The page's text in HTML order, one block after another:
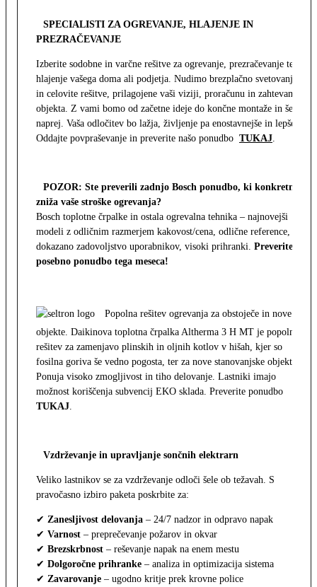
SPECIALISTI ZA OGREVANJE, HLAJENJE IN
PREZRAČEVANJE
Izberite sodobne in varčne rešitve za ogrevanje, prezračevanje ter
hlajenje vašega doma ali podjetja. Nudimo brezplačno svetovanje
in celovite rešitve, prilagojene vaši viziji, proračunu in zahtevam
objekta. Z vami bomo od začetne ideje do končne montaže in še
naprej. Vaša odločitev bo lažja, življenje pa enostavnejše in lepše.
Oddajte povpraševanje in preverite našo ponudbo TUKAJ
POZOR: Ste preverili zadnjo Bosch ponudbo, ki konkretno
zniža vaše stroške ogrevanja?
Bosch toplotne črpalke in ostala ogrevalna tehnika – najnovejši
modeli z odličnim razmerjem kakovost/cena, odlične reference,
dokazano zadovoljstvo uporabnikov, visoki prihranki. Preverite
posebno ponudbo tega meseca!
Popolna rešitev ogrevanja za obstoječe in nove
objekte. Daikinova toplotna črpalka Altherma 3 H MT je popolna
rešitev za zamenjavo plinskih in oljnih kotlov v hišah, kjer so
fosilna goriva še vedno pogosta, ter za nove stanovanjske objekte.
Ponuja visoko zmogljivost in tiho delovanje. Lastniki imajo
možnost koriščenja subvencij EKO sklada. Preverite ponudbo
TUKAJ
Vzdrževanje in upravljanje sončnih elektrarn
Veliko lastnikov se za vzdrževanje odloči šele ob težavah. S
pravočasno izbiro paketa poskrbite za:
✔ Zanesljivost delovanja – 24/7 nadzor in odpravo napak
✔ Varnost – preprečevanje požarov in okvar
✔ Brezskrbnost – reševanje napak na enem mestu
✔ Dolgoročne prihranke – analiza in optimizacija sistema
✔ Zavarovanje – ugodno kritje prek krovne police